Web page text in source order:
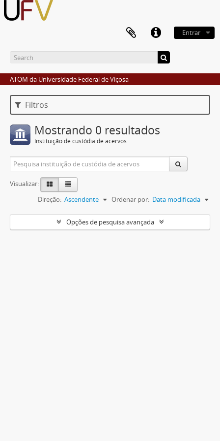
Entrar
ATOM da Universidade Federal de Viçosa
Filtros
Mostrando 0 resultados
Instituição de custódia de acervos
Visualizar:
Ordenar por: Data modificada
Direção: Ascendente
Opções de pesquisa avançada